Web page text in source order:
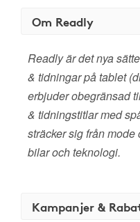
Om Readly
Readly är det nya
& tidningar på tablet
erbjuder obegränsad
& tidningstitlar med
sträcker sig från
bilar och teknologi.
Kampanjer &